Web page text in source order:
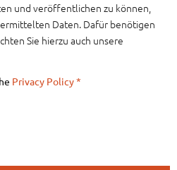
und veröffentlichen zu können,
Daten. Dafür benötigen
Sie hierzu auch unsere
Privacy Policy*